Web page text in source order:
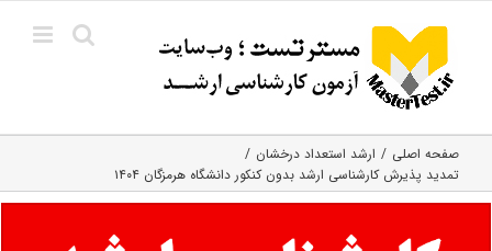
content
صفحه اصلی
ارشد استعداد درخشان
تمدید پذیرش کارشناسی ارشد بدون کنکور دانشگاه هرمزگان ۱۴۰۴